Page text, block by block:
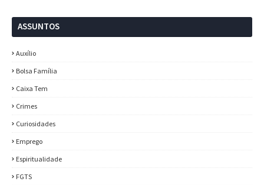
ASSUNTOS
Auxílio
Bolsa Família
Caixa Tem
Crimes
Curiosidades
Emprego
Espiritualidade
FGTS